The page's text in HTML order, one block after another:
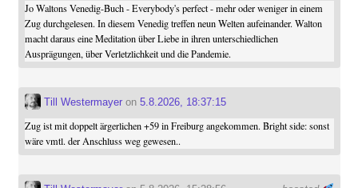
Jo Waltons Venedig-Buch - Everybody's perfect - mehr oder weniger in einem
Zug durchgelesen. In diesem Venedig treffen neun Welten aufeinander. Walton
macht daraus eine Meditation über Liebe in ihren unterschiedlichen
Ausprägungen, über Verletzlichkeit und die Pandemie.
Till Westermayeron 5.8.2026, 18:37:15
Zug ist mit doppelt ärgerlichen +59 in Freiburg angekommen. Bright side: sonst
wäre vmtl. der Anschluss weg gewesen..